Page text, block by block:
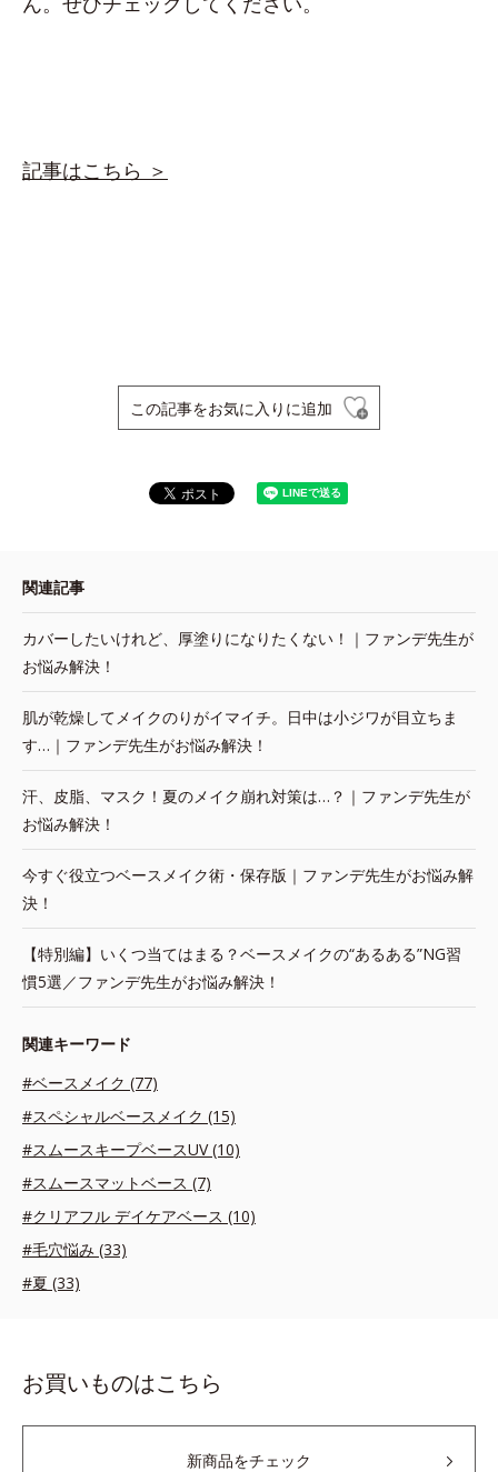
記事はこちら ＞
この記事をお気に入りに追加
関連記事
カバーしたいけれど、厚塗りになりたくない！｜ファンデ先生が
お悩み解決！
肌が乾燥してメイクのりがイマイチ。日中は小ジワが目立ちま
す…｜ファンデ先生がお悩み解決！
汗、皮脂、マスク！夏のメイク崩れ対策は…？｜ファンデ先生が
お悩み解決！
今すぐ役立つベースメイク術・保存版｜ファンデ先生がお悩み解
決！
【特別編】いくつ当てはまる？ベースメイクの“あるある”NG習
慣5選／ファンデ先生がお悩み解決！
関連キーワード
#ベースメイク (77)
#スペシャルベースメイク (15)
#スムースキープベースUV (10)
#スムースマットベース (7)
#クリアフル デイケアベース (10)
#毛穴悩み (33)
#夏 (33)
お買いものはこちら
新商品をチェック